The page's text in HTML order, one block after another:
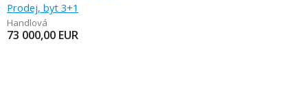
Prodej, byt 3+1
Handlová
73 000,00 EUR